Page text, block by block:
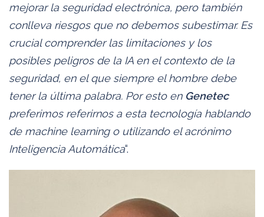
mejorar la seguridad electrónica, pero también
conlleva riesgos que no debemos subestimar. Es
crucial comprender las limitaciones y los
posibles peligros de la IA en el contexto de la
seguridad, en el que siempre el hombre debe
tener la última palabra. Por esto en Genetec
preferimos referirnos a esta tecnología hablando
de machine learning o utilizando el acrónimo
Inteligencia Automática“.